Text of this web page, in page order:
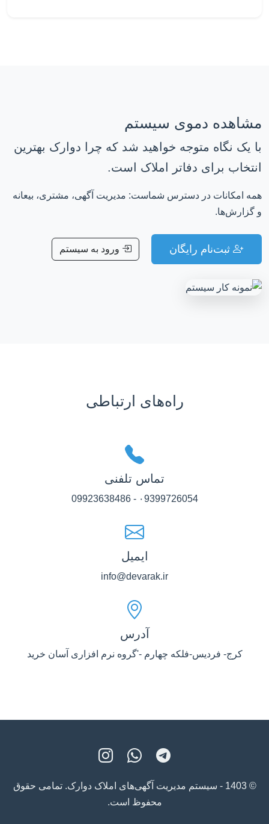
مشاهده دموی سیستم
با یک نگاه متوجه خواهید شد که چرا دوارک بهترین
انتخاب برای دفاتر املاک است.
همه امکانات در دسترس شماست: مدیریت آگهی، مشتری، بیعانه
و گزارش‌ها.
ثبت‌نام رایگان ورود به سیستم
راه‌های ارتباطی
تماس تلفنی
۰9399726054 - 09923638486
ایمیل
info@devarak.ir
آدرس
کرج- فردیس-فلکه چهارم -'گروه نرم افزاری آسان خرید
© 1403 - سیستم مدیریت آگهی‌های املاک دوارک. تمامی حقوق
محفوظ است.